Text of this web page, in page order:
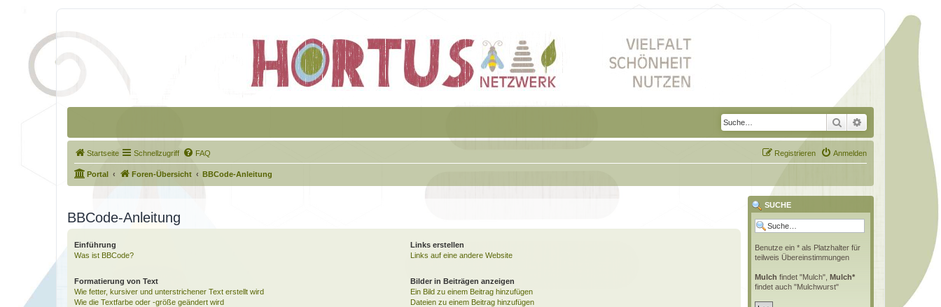
Suche Erweiterte Suche
Startseite Schnellzugriff FAQ Anmelden
Registrieren
Portal Foren-Übersicht BBCode-Anleitung
BBCode-Anleitung
Einführung
Was ist BBCode?
Formatierung von Text
Wie fetter, kursiver und unterstrichener Text erstellt wird
Wie die Textfarbe oder -größe geändert wird
Links erstellen
Links auf eine andere Website
Bilder in Beiträgen anzeigen
Ein Bild zu einem Beitrag hinzufügen
Dateien zu einem Beitrag hinzufügen
SUCHE
Benutze ein * als Platzhalter für
teilweis Übereinstimmungen
Mulch findet "Mulch", Mulch*
findet auch "Mulchwurst"